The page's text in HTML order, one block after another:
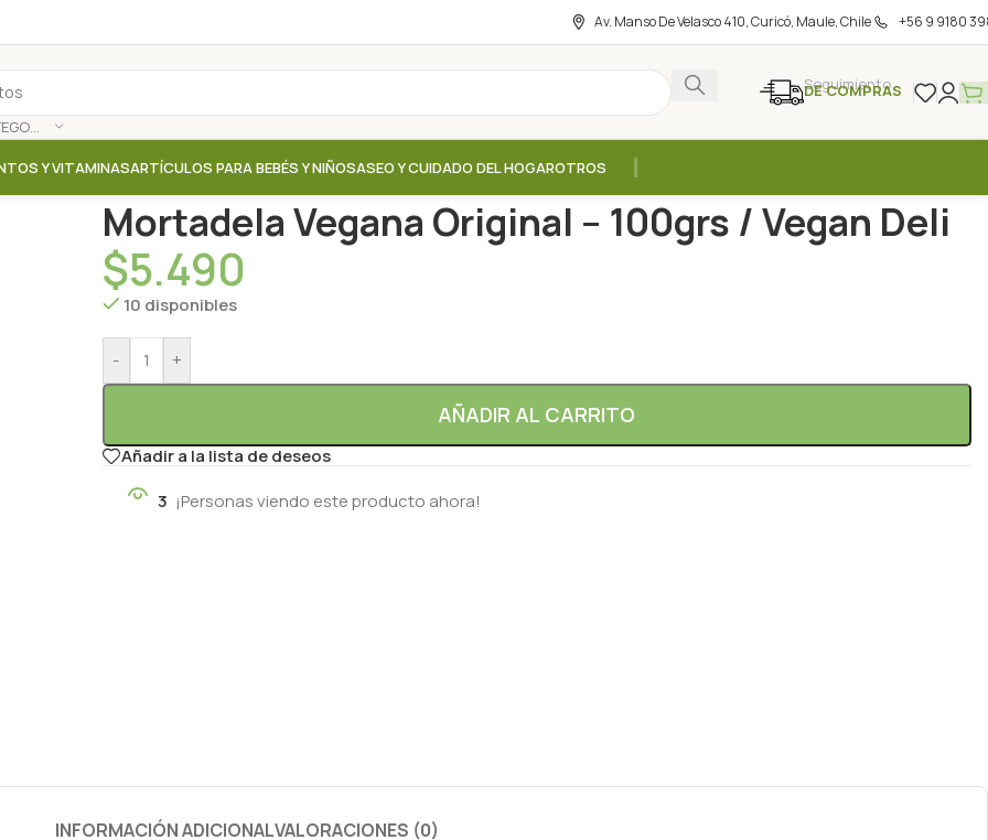
Av. Manso De Velasco 410, Curicó, Maule, Chile +56 9 9180
SELECCIONAR CATEGORÍA
Seguimiento
DE COMPRAS
Y VITAMINASARTÍCULOS PARA BEBÉS Y NIÑOSASEO Y CUIDADO DEL HOGAROTROS
Mortadela Vegana Original – 100grs / Vegan Deli
$5.490
10 disponibles
- +
AÑADIR AL CARRITO
Añadir a la lista de deseos
3 ¡Personas viendo este producto ahora!
INFORMACIÓN ADICIONALVALORACIONES (0)